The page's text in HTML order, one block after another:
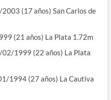
(17 años) San Carlos de
(21 años) La Plata 1.72m
1999 (22 años) La Plata
1994 (27 años) La Cautiva